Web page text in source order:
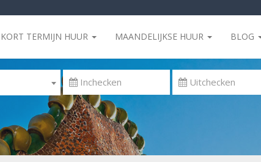
KORT TERMIJN HUUR MAANDELIJKSE HUUR BLOG